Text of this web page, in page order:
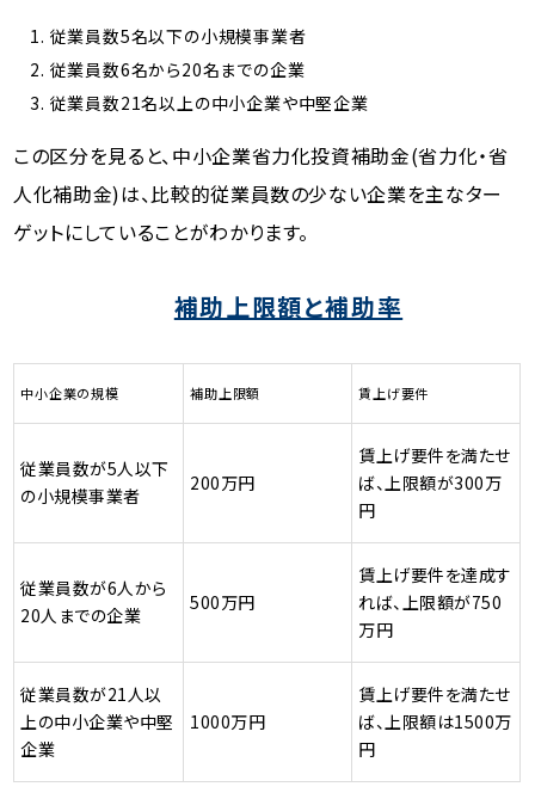
従業員数5名以下の小規模事業者
従業員数6名から20名までの企業
従業員数21名以上の中小企業や中堅企業
この区分を見ると、中小企業省力化投資補助金(省力化・省
人化補助金)は、比較的従業員数の少ない企業を主なター
ゲットにしていることがわかります。
補助上限額と補助率
中小企業の規模 補助上限額 賃上げ要件
従業員数が5人以下
の小規模事業者
200万円
賃上げ要件を満たせ
ば、上限額が300万
円
従業員数が6人から
20人までの企業
500万円
賃上げ要件を達成す
れば、上限額が750
万円
従業員数が21人以
上の中小企業や中堅
企業
1000万円
賃上げ要件を満たせ
ば、上限額は1500万
円